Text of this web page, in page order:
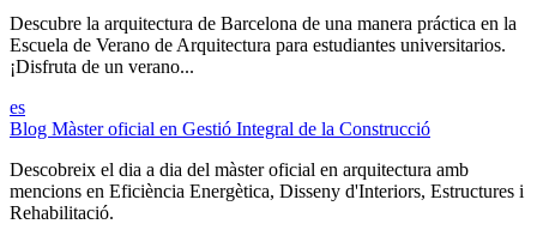
Descubre la arquitectura de Barcelona de una manera práctica en la
Escuela de Verano de Arquitectura para estudiantes universitarios.
¡Disfruta de un verano...
es
Blog Màster oficial en Gestió Integral de la Construcció
Descobreix el dia a dia del màster oficial en arquitectura amb
mencions en Eficiència Energètica, Disseny d'Interiors, Estructures i
Rehabilitació.